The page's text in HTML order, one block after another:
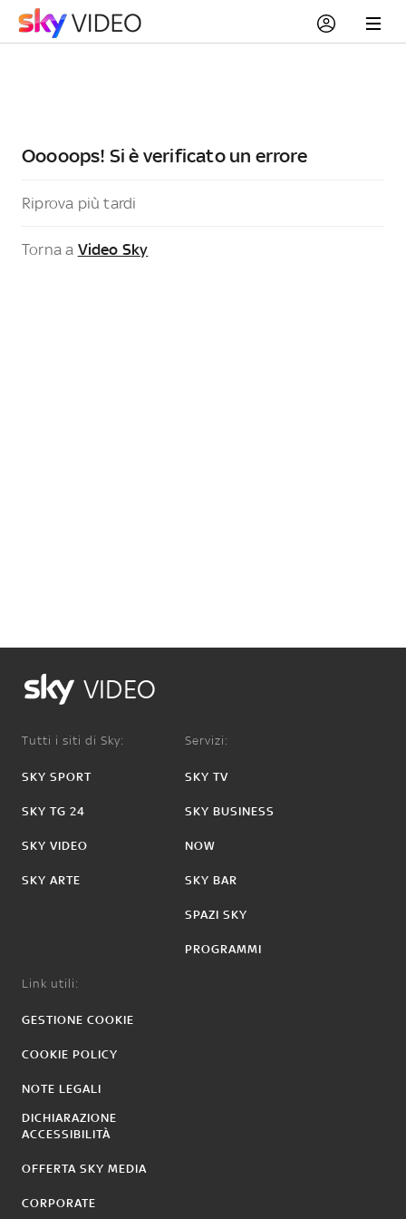
Ooooops! Si è verificato un errore
Riprova più tardi
Torna a Video Sky
VIDEO
Tutti i siti di Sky:
SKY SPORT
SKY TG 24
SKY VIDEO
SKY ARTE
Servizi:
SKY TV
SKY BUSINESS
NOW
SKY BAR
SPAZI SKY
PROGRAMMI
Link utili:
GESTIONE COOKIE
COOKIE POLICY
NOTE LEGALI
DICHIARAZIONE
ACCESSIBILITÀ
OFFERTA SKY MEDIA
CORPORATE